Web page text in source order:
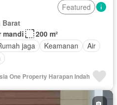
Featured
Barat
mandi
200 m²
jaga Keamanan
Air
One Property Harapan Indah